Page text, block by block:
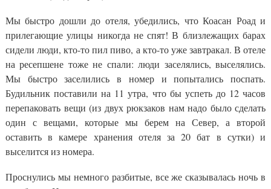
Мы быстро дошли до отеля, убедились, что Коасан Роад и
прилегающие улицы никогда не спят! В близлежащих барах
сидели люди, кто-то пил пиво, а кто-то уже завтракал. В отеле
на ресепшене тоже не спали: люди заселялись, выселялись.
Мы быстро заселились в номер и попытались поспать.
Будильник поставили на 11 утра, что бы успеть до 12 часов
перепаковать вещи (из двух рюкзаков нам надо было сделать
один с вещами, которые мы берем на Север, а второй
оставить в камере хранения отеля за 20 бат в сутки) и
выселится из номера.
Проснулись мы немного разбитые, все же сказывалась ночь в